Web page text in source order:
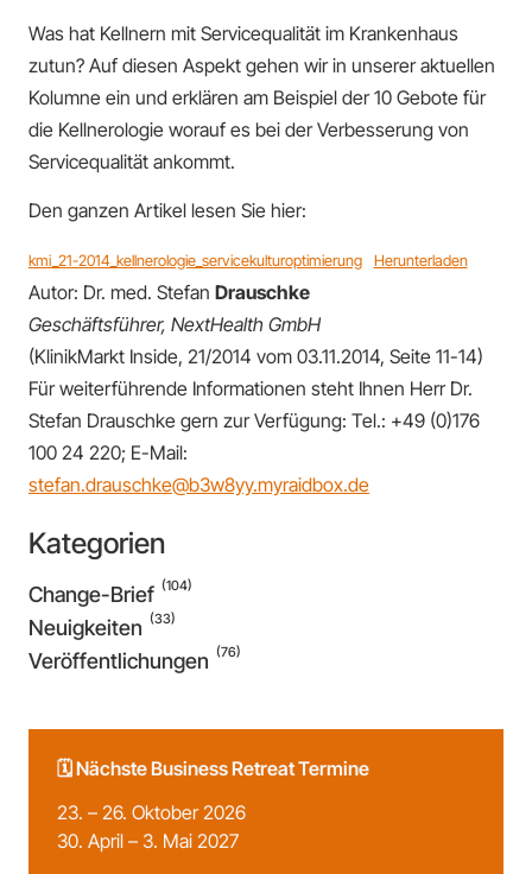
Was hat Kellnern mit Servicequalität im Krankenhaus
zutun? Auf diesen Aspekt gehen wir in unserer aktuellen
Kolumne ein und erklären am Beispiel der 10 Gebote für
die Kellnerologie worauf es bei der Verbesserung von
Servicequalität ankommt.
Den ganzen Artikel lesen Sie hier:
kmi_21-2014_kellnerologie_servicekulturoptimierung Herunterladen
Autor: Dr. med. Stefan Drauschke
Geschäftsführer, NextHealth GmbH
(KlinikMarkt Inside, 21/2014 vom 03.11.2014, Seite 11-14)
Für weiterführende Informationen steht Ihnen Herr Dr.
Stefan Drauschke gern zur Verfügung: Tel.: +49 (0)176
100 24 220; E-Mail:
stefan.drauschke@b3w8yy.myraidbox.de
Kategorien
Change-Brief (104)
Neuigkeiten (33)
Veröffentlichungen (76)
🗓️ Nächste Business Retreat Termine
23. – 26. Oktober 2026
30. April – 3. Mai 2027